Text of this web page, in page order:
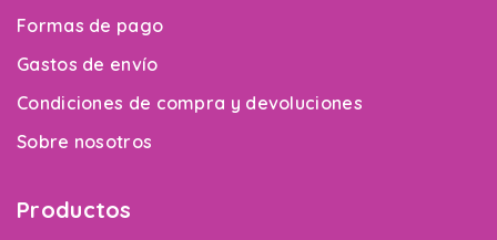
Formas de pago
Gastos de envío
Condiciones de compra y devoluciones
Sobre nosotros
Productos